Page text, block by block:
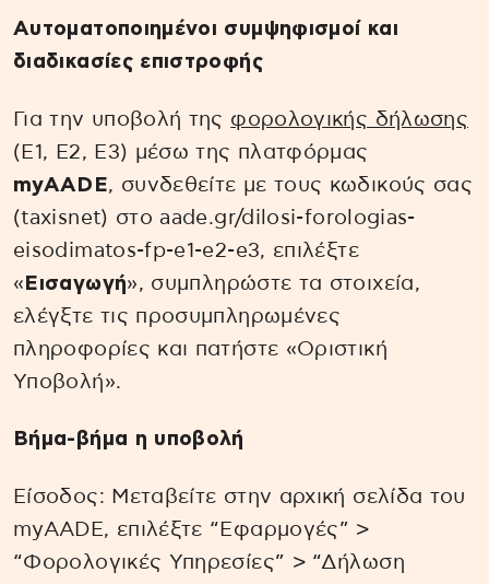
Αυτοματοποιημένοι συμψηφισμοί και
διαδικασίες επιστροφής
Για την υποβολή της φορολογικής δήλωσης
(Ε1, Ε2, Ε3) μέσω της πλατφόρμας
myAADE, συνδεθείτε με τους κωδικούς σας
(taxisnet) στο aade.gr/dilosi-forologias-
eisodimatos-fp-e1-e2-e3, επιλέξτε
« Εισαγωγή», συμπληρώστε τα στοιχεία,
ελέγξτε τις προσυμπληρωμένες
πληροφορίες και πατήστε «Οριστική
Υποβολή».
Βήμα-βήμα η υποβολή
Είσοδος: Μεταβείτε στην αρχική σελίδα του
myAADE, επιλέξτε “Εφαρμογές” >
“Φορολογικές Υπηρεσίες” > “Δήλωση